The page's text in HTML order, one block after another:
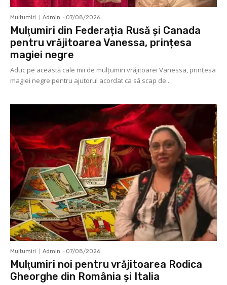
Multumiri Admin - 07/08/2026
Mulţumiri din Federația Rusă și Canada
pentru vrăjitoarea Vanessa, prințesa
magiei negre
Aduc pe această cale mii de mulţumiri vrăjitoarei Vanessa, prințesa
magiei negre pentru ajutorul acordat ca să scap de...
Multumiri Admin - 07/08/2026
Mulţumiri noi pentru vrăjitoarea Rodica
Gheorghe din România și Italia